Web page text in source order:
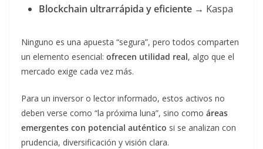
Blockchain ultrarrápida y eficiente → Kaspa
Ninguno es una apuesta “segura”, pero todos comparten
un elemento esencial: ofrecen utilidad real, algo que el
mercado exige cada vez más.
Para un inversor o lector informado, estos activos no
deben verse como “la próxima luna”, sino como áreas
emergentes con potencial auténtico si se analizan con
prudencia, diversificación y visión clara.